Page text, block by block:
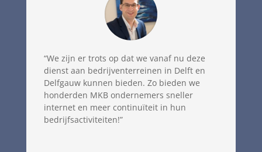
“We zijn er trots op dat we vanaf nu deze
dienst aan bedrijventerreinen in Delft en
Delfgauw kunnen bieden. Zo bieden we
honderden MKB ondernemers sneller
internet en meer continuïteit in hun
bedrijfsactiviteiten!”